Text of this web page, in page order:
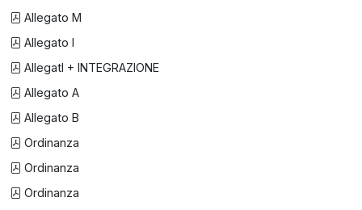
Allegato M
Allegato I
AllegatI + INTEGRAZIONE
Allegato A
Allegato B
Ordinanza
Ordinanza
Ordinanza